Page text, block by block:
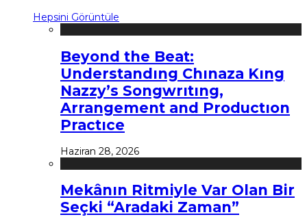
Hepsini Görüntüle
Beyond the Beat:
Understandıng Chınaza Kıng
Nazzy’s Songwrıtıng,
Arrangement and Productıon
Practıce
Haziran 28, 2026
Mekânın Ritmiyle Var Olan Bir
Seçki “Aradaki Zaman”